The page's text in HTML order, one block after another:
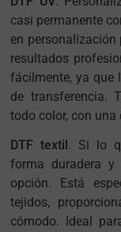
casi permanente
en
resultados
fácilmente, ya que
de transferencia.
todo color, con
DTF textil. Si lo
forma duradera
opción. Está
tejidos,
cómodo. Ideal